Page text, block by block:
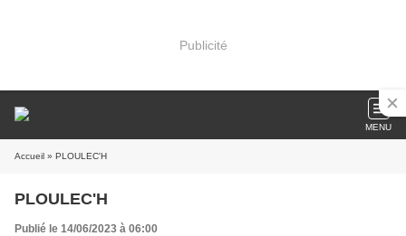
Publicité
MENU
Accueil » PLOULEC'H
PLOULEC'H
Publié le 14/06/2023 à 06:00